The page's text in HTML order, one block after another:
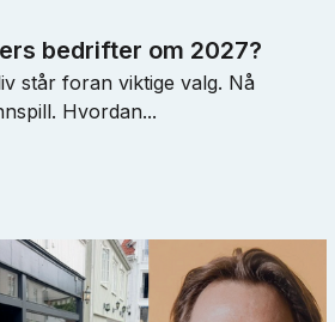
bedrifter om 2027?
står foran viktige valg. Nå
Hvordan...